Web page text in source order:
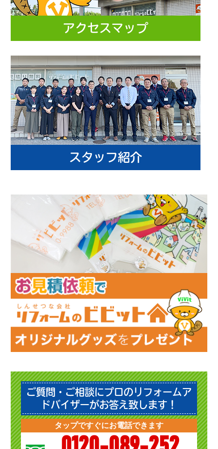
ご質問・ご相談にプロのリフォームア
ドバイザーがお答え致します！
タップですぐにお電話できます